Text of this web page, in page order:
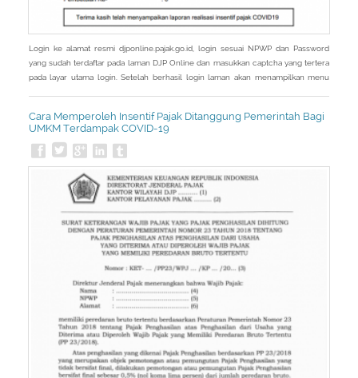
Login ke alamat resmi djponline.pajak.go.id, login sesuai NPWP dan Password
yang sudah terdaftar pada laman DJP Online dan masukkan captcha yang tertera
pada layar utama login. Setelah berhasil login laman akan menampilkan menu
Covid-19. - Pada
Cara Memperoleh Insentif Pajak Ditanggung Pemerintah Bagi
UMKM Terdampak COVID-19